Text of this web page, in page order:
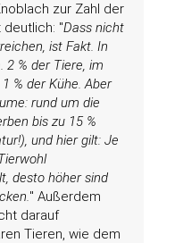
zur Zahl der
deutlich: Dass nicht
ist Fakt. In
2 % der Tiere, im
% der Kühe. Aber
rund um die
bis zu 15 %
und hier gilt: Je
desto höher sind
Außerdem
darauf
Tieren, wie dem